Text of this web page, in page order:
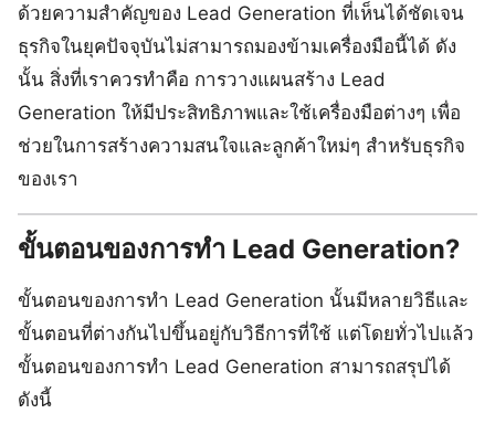
ด้วยความสำคัญของ Lead Generation ที่เห็นได้ชัดเจน
ธุรกิจในยุคปัจจุบันไม่สามารถมองข้ามเครื่องมือนี้ได้ ดัง
นั้น สิ่งที่เราควรทำคือ การวางแผนสร้าง Lead
Generation ให้มีประสิทธิภาพและใช้เครื่องมือต่างๆ เพื่อ
ช่วยในการสร้างความสนใจและลูกค้าใหม่ๆ สำหรับธุรกิจ
ของเรา
ขั้นตอนของการทำ Lead Generation?
ขั้นตอนของการทำ Lead Generation นั้นมีหลายวิธีและ
ขั้นตอนที่ต่างกันไปขึ้นอยู่กับวิธีการที่ใช้ แต่โดยทั่วไปแล้ว
ขั้นตอนของการทำ Lead Generation สามารถสรุปได้
ดังนี้